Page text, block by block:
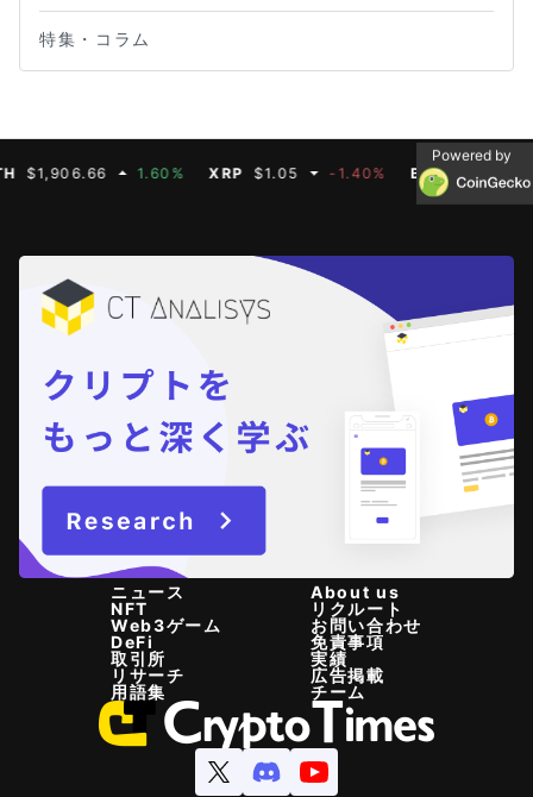
特集・コラム
1.60% XRP $1.05 -1.40% BNB $592.50
Powered by
ニュース
NFT
Web3ゲーム
DeFi
取引所
リサーチ
用語集
About us
リクルート
お問い合わせ
免責事項
実績
広告掲載
チーム